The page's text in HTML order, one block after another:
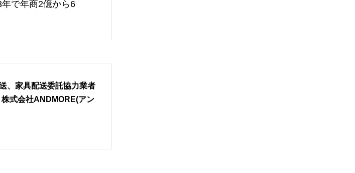
で年商2億から6
、家具配送委託協力業者
式会社ANDMORE(アン